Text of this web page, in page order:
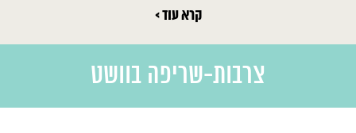
קרא עוד >
צרבות-שריפה בוושט